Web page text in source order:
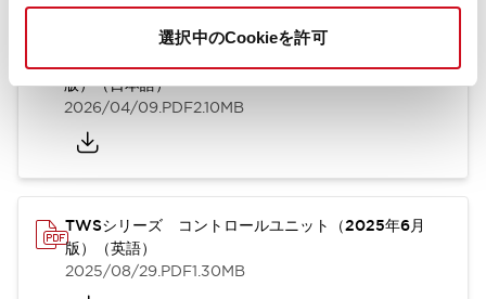
選択中のCookieを許可
版）（日本語）
2026/04/09.PDF2.10MB
TWSシリーズ コントロールユニット（2025年6月
版）（英語）
2025/08/29.PDF1.30MB